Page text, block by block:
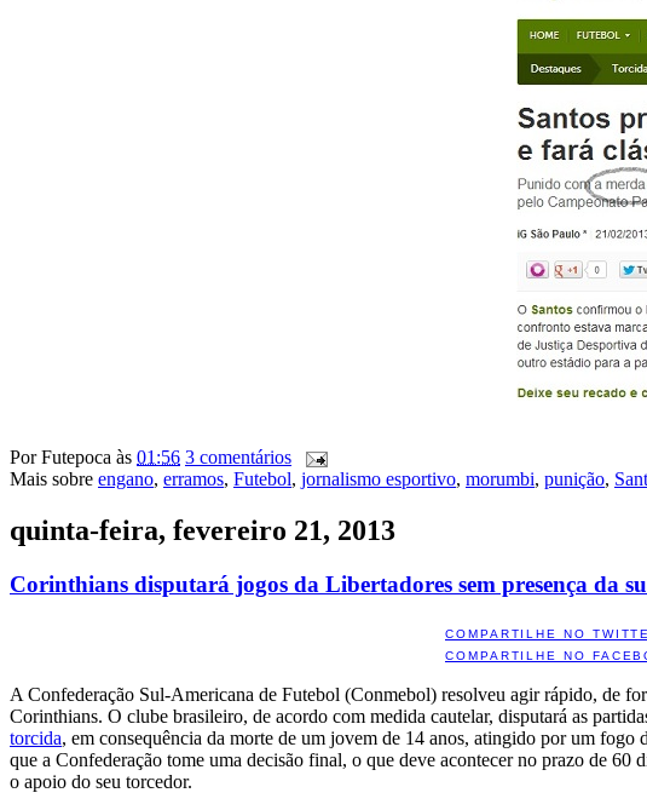
PorFutepoca às 01:56 3 comentários
Mais sobre engano, erramos, Futebol, jornalismo esportivo, morumbi, punição,
quinta-feira, fevereiro 21, 2013
Corinthians disputará jogos da Libertadores sem presença da
COMPARTILHE NO
COMPARTILHE NO
A Confederação Sul-Americana de Futebol (Conmebol) resolveu agir rápido, de
Corinthians. O clube brasileiro, de acordo com medida cautelar, disputará as
torcida, em consequência da morte de um jovem de 14 anos, atingido por um
que a Confederação tome uma decisão final, o que deve acontecer no prazo de
o apoio do seu torcedor.